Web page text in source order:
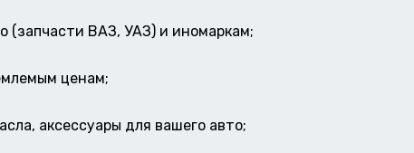
(запчасти ВАЗ, УАЗ) и иномаркам;
ценам;
аксессуары для вашего авто;